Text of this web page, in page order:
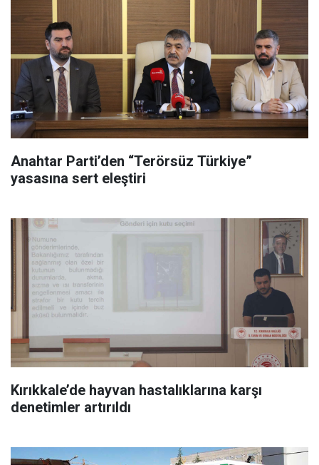
Anahtar Parti’den “Terörsüz Türkiye”
yasasına sert eleştiri
Kırıkkale’de hayvan hastalıklarına karşı
denetimler artırıldı